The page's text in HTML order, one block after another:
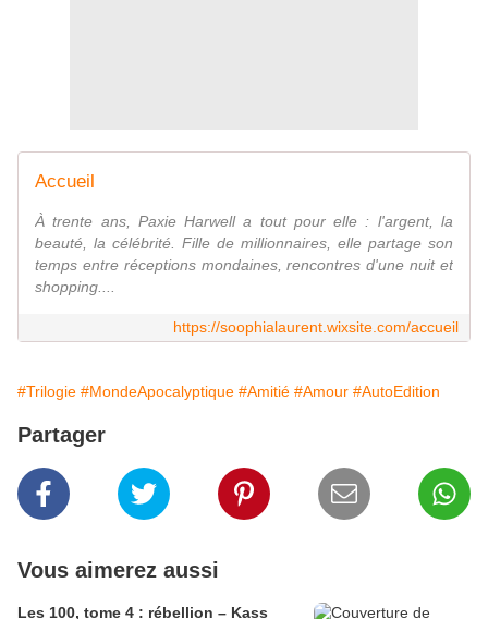
Accueil
À trente ans, Paxie Harwell a tout pour elle : l'argent, la
beauté, la célébrité. Fille de millionnaires, elle partage son
temps entre réceptions mondaines, rencontres d'une nuit et
shopping....
https://soophialaurent.wixsite.com/accueil
#Trilogie #MondeApocalyptique #Amitié #Amour #AutoEdition
Partager
Vous aimerez aussi
Les 100, tome 4 : rébellion – Kass